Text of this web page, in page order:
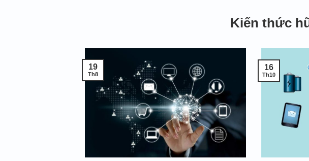
Kiến thức
19
Th8
16
Th10